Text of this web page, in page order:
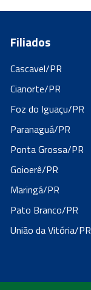
Filiados
Cascavel/PR
Cianorte/PR
Foz do Iguaçu/PR
Paranaguá/PR
Ponta Grossa/PR
Goioerê/PR
Maringá/PR
Pato Branco/PR
União da Vitória/PR